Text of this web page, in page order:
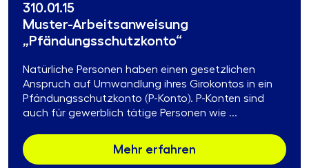
310.01.15
Muster-Arbeitsanweisung
„Pfändungsschutzkonto“
Natürliche Personen haben einen gesetzlichen
Anspruch auf Umwandlung ihres Girokontos in ein
Pfändungsschutzkonto (P-Konto). P-Konten sind
auch für gewerblich tätige Personen wie ...
Mehr erfahren